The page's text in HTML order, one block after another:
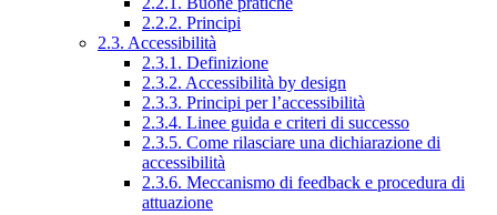
2.2.2. Principi
2.3. Accessibilità
2.3.1. Definizione
2.3.2. Accessibilità by design
2.3.3. Principi per l’accessibilità
2.3.4. Linee guida e criteri di successo
2.3.5. Come rilasciare una dichiarazione di
accessibilità
2.3.6. Meccanismo di feedback e procedura di
attuazione